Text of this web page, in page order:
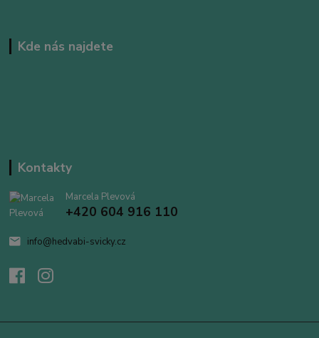
Kde nás najdete
Kontakty
Marcela Plevová
+420 604 916 110
info@hedvabi-svicky.cz